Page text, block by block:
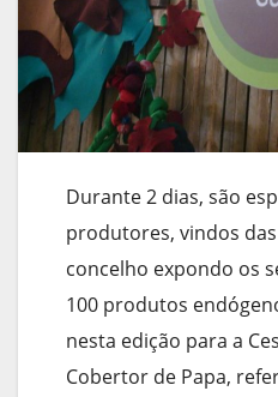
Durante 2 dias, são
produtores, vindos
concelho expondo os
100 produtos
nesta edição para a
Cobertor de Papa,